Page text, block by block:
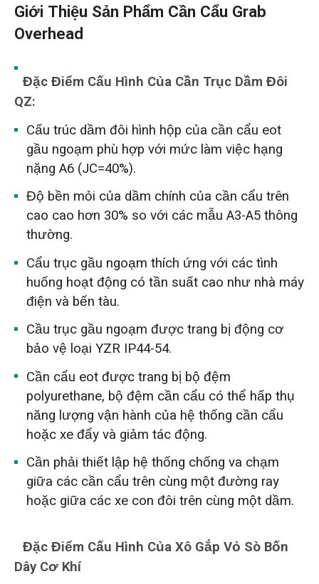
Giới Thiệu Sản Phẩm Cần Cẩu Grab
Overhead
Đặc Điểm Cấu Hình Của Cần Trục Dầm Đôi
QZ:
Cấu trúc dầm đôi hình hộp của cần cẩu eot
gầu ngoạm phù hợp với mức làm việc hạng
nặng A6 (JC=40%).
Độ bền mỏi của dầm chính của cần cẩu trên
cao cao hơn 30% so với các mẫu A3-A5 thông
thường.
Cẩu trục gầu ngoạm thích ứng với các tình
huống hoạt động có tần suất cao như nhà máy
điện và bến tàu.
Cầu trục gầu ngoạm được trang bị động cơ
bảo vệ loại YZR IP44-54.
Cần cẩu eot được trang bị bộ đệm
polyurethane, bộ đệm cần cẩu có thể hấp thụ
năng lượng vận hành của hệ thống cần cẩu
hoặc xe đẩy và giảm tác động.
Cần phải thiết lập hệ thống chống va chạm
giữa các cần cẩu trên cùng một đường ray
hoặc giữa các xe con đôi trên cùng một dầm.
Đặc Điểm Cấu Hình Của Xô Gắp Vỏ Sò Bốn
Dây Cơ Khí